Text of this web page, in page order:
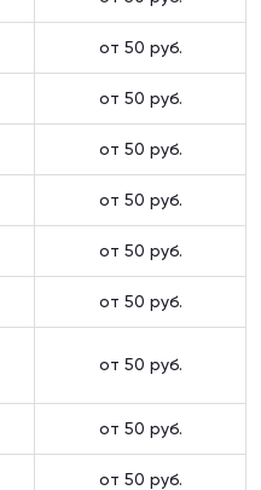
от 50 руб.
от 50 руб.
от 50 руб.
от 50 руб.
от 50 руб.
от 50 руб.
от 50 руб.
от 50 руб.
от 50 руб.